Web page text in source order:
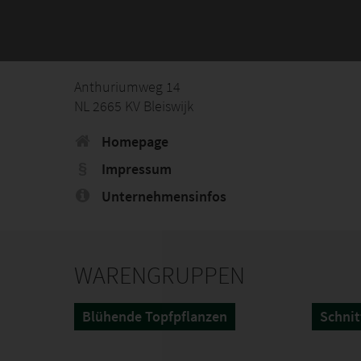
Anthuriumweg 14
NL 2665 KV Bleiswijk
Homepage
Impressum
Unternehmensinfos
WARENGRUPPEN
Blühende Topfpflanzen